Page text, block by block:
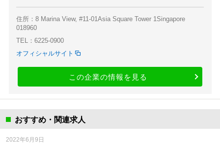
住所：8 Marina View, #11-01Asia Square Tower 1Singapore
018960
TEL：6225-0900
オフィシャルサイト
この企業の情報を見る
おすすめ・関連求人
2022年6月9日